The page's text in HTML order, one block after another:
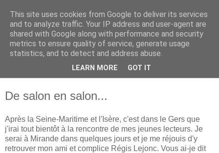
Ghislaine Roman
Autrice pour futurs et jeunes lecteurs
De salon en salon...
Après la Seine-Maritime et l'Isère, c'est dans le Gers que
j'irai tout bientôt à la rencontre de mes jeunes lecteurs. Je
serai à Mirande dans quelques jours et je me réjouis d'y
retrouver mon ami et complice Régis Lejonc. Vous ai-je dit
This site uses cookies from Google to deliver its services
and to analyze traffic. Your IP address and user-agent are
shared with Google along with performance and security
metrics to ensure quality of service, generate usage
statistics, and to detect and address abuse.
LEARN MORE GOT IT